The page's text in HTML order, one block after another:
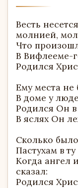
Весть
молнией,
Что
В Вифлееме-
Родился
Ему места
В доме у
Родился Он в
В яслях Он
Сколько
Пастухам в
Когда ангел
сказал:
Родился